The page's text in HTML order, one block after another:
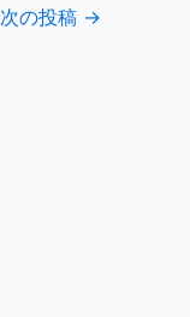
次の投稿 →